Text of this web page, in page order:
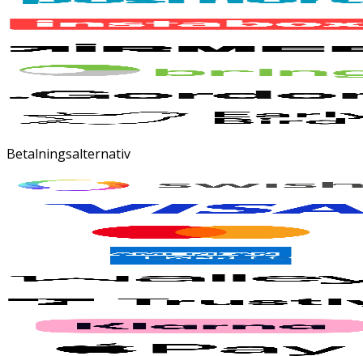
Betalningsalternativ